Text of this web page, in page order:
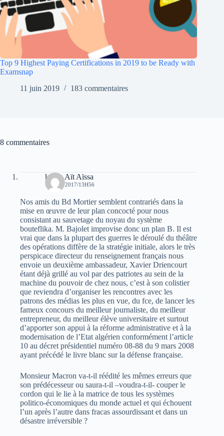
Top 9 Highest Paying Certifications in 2019 to be Ready with
Examsnap
11 juin 2019
183 commentaires
8 commentaires
karim Aït Aïssa
19 MAI 2017/13H56
Nos amis du Bd Mortier semblent contrariés dans la
mise en œuvre de leur plan concocté pour nous
consistant au sauvetage du noyau du système
bouteflika. M. Bajolet improvise donc un plan B. Il est
vrai que dans la plupart des guerres le déroulé du théâtre
des opérations diffère de la stratégie initiale, alors le très
perspicace directeur du renseignement français nous
envoie un deuxième ambassadeur, Xavier Driencourt
étant déjà grillé au vol par des patriotes au sein de la
machine du pouvoir de chez nous, c’est à son colistier
que reviendra d’organiser les rencontres avec les
patrons des médias les plus en vue, du fce, de lancer les
fameux concours du meilleur journaliste, du meilleur
entrepreneur, du meilleur élève universitaire et surtout
d’apporter son appui à la réforme administrative et à la
modernisation de l’Etat algérien conformément l’article
10 au décret présidentiel numéro 08-88 du 9 mars 2008
ayant précédé le livre blanc sur la défense française.
Monsieur Macron va-t-il réédité les mêmes erreurs que
son prédécesseur ou saura-t-il –voudra-t-il- couper le
cordon qui le lie à la matrice de tous les systèmes
politico-économiques du monde actuel et qui échouent
l’un après l’autre dans fracas assourdissant et dans un
désastre irréversible ?